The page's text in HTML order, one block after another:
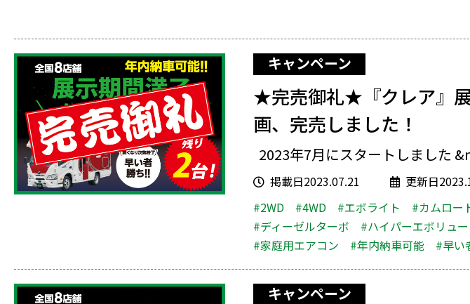
キャンペーン
★完売御礼★『クレア』
画、完売しました！
2023年7月にスタートしました
掲載日2023.07.21
更新日
#2WD
#4WD #エボライト #カムロー
#ディーゼルターボ
#ハイパーエボリュ
#家庭用エアコン
#年内納車可能 #早い
キャンペーン